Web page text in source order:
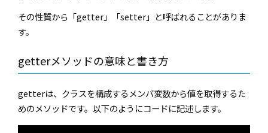
その性質から「getter」「setter」と呼ばれることがありま
す。
getterメソッドの意味と書き方
getterは、クラスを構成するメンバ変数から値を取得するた
めのメソッドです。以下のようにコードに記述します。